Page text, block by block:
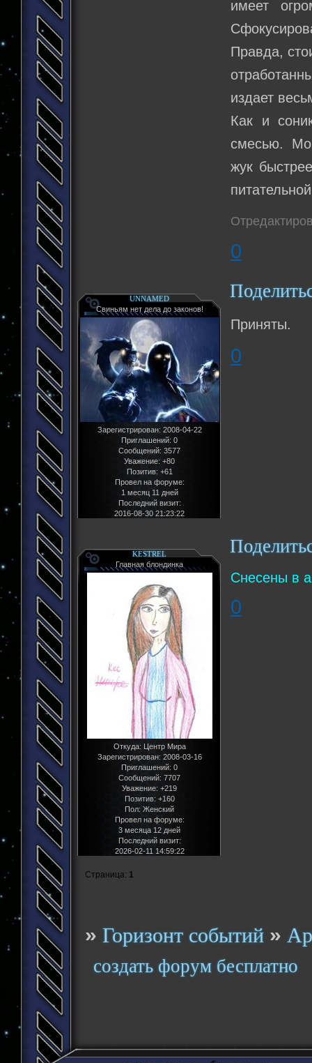
имеет
Правда,
издает
Как и
смесью.
жук
0
UNNAMED
Свиньям нет дела до законов!
Зарегистрирован: 2008-04-22
Приглашений: 0
Сообщений: 3577
Уважение: +80
Позитив: +61
Провел на форуме:
1 месяц 11 дней
Последний визит:
2016-08-30 21:23:22
Приняты.
0
KESTREL
Главная блондинка
Откуда:Центр Мира
Зарегистрирован: 2008-03-16
Приглашений: 0
Сообщений: 7707
Уважение: +219
Позитив: +160
Пол:Женский
Провел на форуме:
3 месяца 12 дней
Последний визит:
2026-02-11 14:59:22
Снесены в
0
Страница: 1
»Горизонт событий »
создать форум бесплатно